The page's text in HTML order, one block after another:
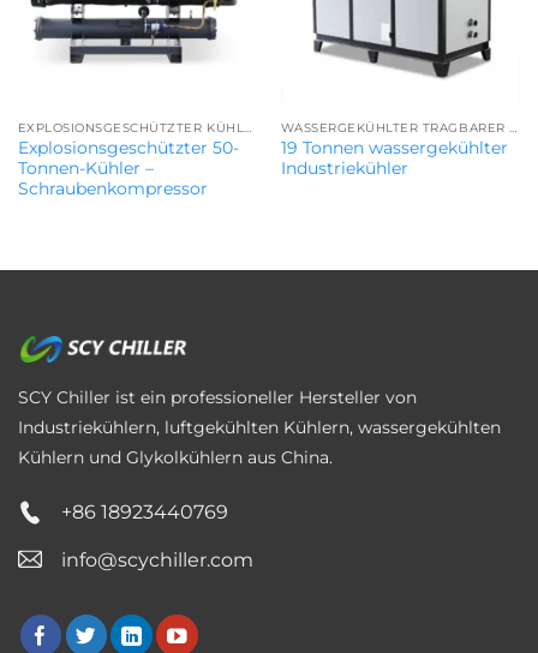
EXPLOSIONSGESCHÜTZTER KÜHLER
Explosionsgeschützter 50-
Tonnen-Kühler –
Schraubenkompressor
WASSERGEKÜHLTER TRAGBARER KÜHLER
19 Tonnen wassergekühlter
Industriekühler
SCY Chiller ist ein professioneller Hersteller von
Industriekühlern, luftgekühlten Kühlern, wassergekühlten
Kühlern und Glykolkühlern aus China.
+86 18923440769
info@scychiller.com